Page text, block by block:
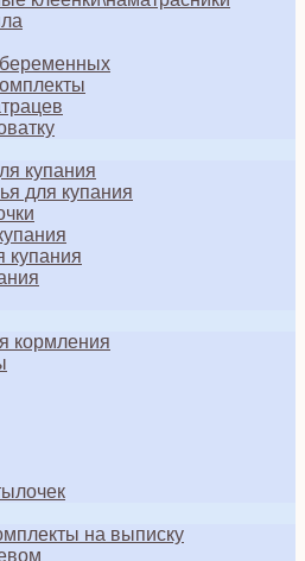
купания
для купания
купания
кормления
на выписку